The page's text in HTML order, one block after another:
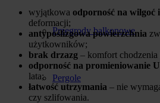
Przegrody balkonowe
Pergole
wyjątkowa odporność na wilgoć
deformacji;
antypoślizgowa powierzchnia
użytkowników;
brak drzazg – komfort chodzenia
odporność na promieniowanie
lata;
łatwość utrzymania – nie
czy szlifowania.